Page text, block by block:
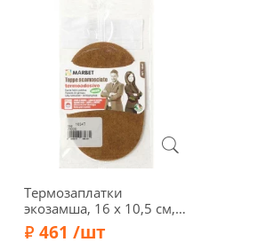
Термозаплатки
экозамша, 16 х 10,5 см,
арт. 1034-Т/096, цвет
дерева
461 /шт